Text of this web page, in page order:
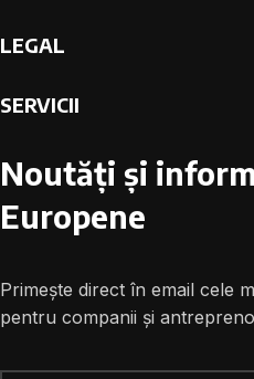
LEGAL
SERVICII
Noutăți și
Europene
Primește direct în email cele
pentru companii și